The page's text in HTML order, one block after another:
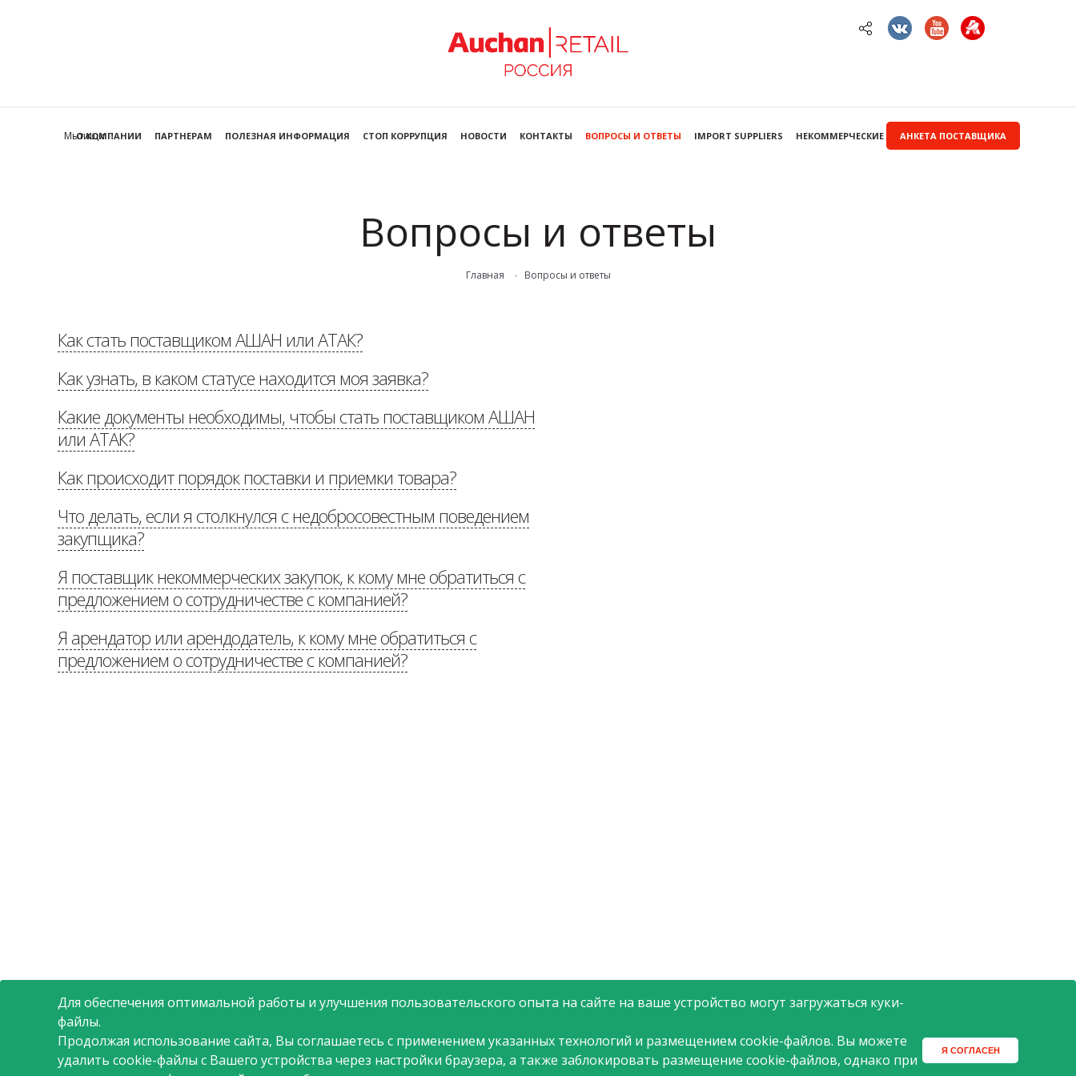
Для обеспечения оптимальной работы и улучшения пользовательского опыта на сайте на ваше устройство могут загружаться куки-
файлы.
Продолжая использование сайта, Вы соглашаетесь с применением указанных технологий и размещением cookie-файлов. Вы можете
удалить cookie-файлы с Вашего устройства через настройки браузера, а также заблокировать размещение cookie-файлов, однако при
Я СОГЛАСЕН
Мытищи АНКЕТА ПОСТАВЩИКА
О КОМПАНИИ ПАРТНЕРАМ ПОЛЕЗНАЯ ИНФОРМАЦИЯ СТОП КОРРУПЦИЯ НОВОСТИ КОНТАКТЫ ВОПРОСЫ И ОТВЕТЫ IMPORT SUPPLIERS НЕКОММЕРЧЕСКИЕ ЗАКУПКИ
Вопросы и ответы
Главная Вопросы и ответы
Как стать поставщиком АШАН или АТАК?
«Потенциальным поставщикам»
Как узнать, в каком статусе находится моя заявка?
Какие документы необходимы, чтобы стать поставщиком АШАН
или АТАК?
«Потенциальным поставщикам»
Как происходит порядок поставки и приемки товара?
«Рекомендации по
доставке»
Что делать, если я столкнулся с недобросовестным поведением
закупщика?
«Стоп коррупция»
Я поставщик некоммерческих закупок, к кому мне обратиться с
предложением о сотрудничестве с компанией?
Потенциальным партнерам
Я арендатор или арендодатель, к кому мне обратиться с
предложением о сотрудничестве с компанией?